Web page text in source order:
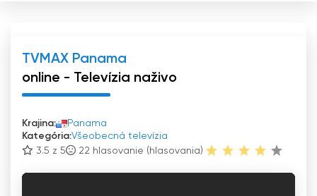
TVMAX Panama
online - Televízia naživo
Krajina:
Panama
Kategória:Všeobecná televízia
3.5 z 5
22 hlasovanie (hlasovania)